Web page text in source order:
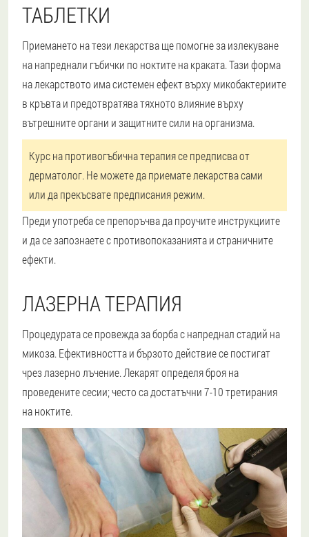
ТАБЛЕТКИ
Приемането на тези лекарства ще помогне за излекуване
на напреднали гъбички по ноктите на краката. Тази форма
на лекарството има системен ефект върху микобактериите
в кръвта и предотвратява тяхното влияние върху
вътрешните органи и защитните сили на организма.
Курс на противогъбична терапия се предписва от
дерматолог. Не можете да приемате лекарства сами
или да прекъсвате предписания режим.
Преди употреба се препоръчва да проучите инструкциите
и да се запознаете с противопоказанията и страничните
ефекти.
ЛАЗЕРНА ТЕРАПИЯ
Процедурата се провежда за борба с напреднал стадий на
микоза. Ефективността и бързото действие се постигат
чрез лазерно лъчение. Лекарят определя броя на
проведените сесии; често са достатъчни 7-10 третирания
на ноктите.